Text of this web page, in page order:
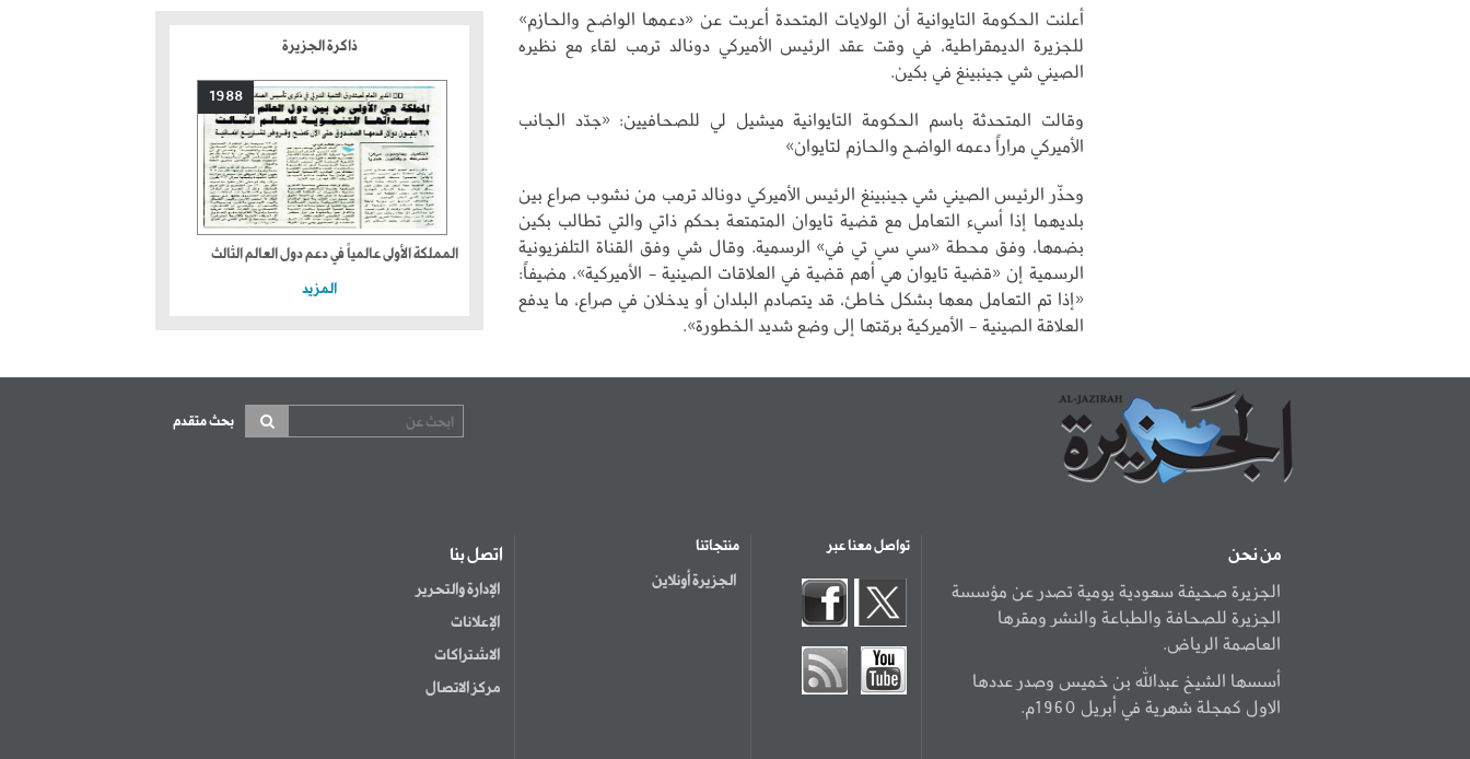
أعلنت الحكومة التايوانية أن الولايات المتحدة أعربت عن «دعمها الواضح والحازم»
للجزيرة الديمقراطية، في وقت عقد الرئيس الأميركي دونالد ترمب لقاء مع نظيره
الصيني شي جينبينغ في بكين.
وقالت المتحدثة باسم الحكومة التايوانية ميشيل لي للصحافيين: «جدّد الجانب
الأميركي مراراً دعمه الواضح والحازم لتايوان»
وحذّر الرئيس الصيني شي جينبينغ الرئيس الأميركي دونالد ترمب من نشوب صراع بين
بلديهما إذا أسيء التعامل مع قضية تايوان المتمتعة بحكم ذاتي والتي تطالب بكين
بضمها، وفق محطة «سي سي تي في» الرسمية. وقال شي وفق القناة التلفزيونية
الرسمية إن «قضية تايوان هي أهم قضية في العلاقات الصينية - الأميركية»، مضيفاً:
«إذا تم التعامل معها بشكل خاطئ، قد يتصادم البلدان أو يدخلان في صراع، ما يدفع
العلاقة الصينية - الأميركية برمّتها إلى وضع شديد الخطورة».
ذاكرة الجزيرة
1988
المملكة الأولى عالمياً في دعم دول العالم الثالث
المزيد
بحث متقدم
من نحن
الجزيرة صحيفة سعودية يومية تصدر عن مؤسسة
الجزيرة للصحافة والطباعة والنشر ومقرها
العاصمة الرياض.
أسسها الشيخ عبدالله بن خميس وصدر عددها
الاول كمجلة شهرية في أبريل 1960م.
تواصل معنا عبر منتجاتنا
الجزيرة أونلاين
اتصل بنا
الإدارة والتحرير
الإعلانات
الاشتراكات
مركز الاتصال